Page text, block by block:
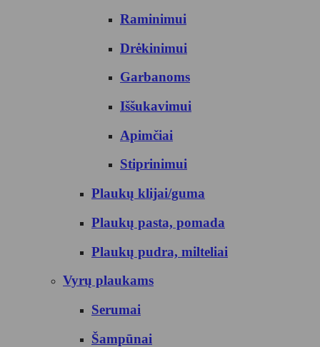
Raminimui
Drėkinimui
Garbanoms
Iššukavimui
Apimčiai
Stiprinimui
Plaukų klijai/guma
Plaukų pasta, pomada
Plaukų pudra, milteliai
Vyrų plaukams
Serumai
Šampūnai